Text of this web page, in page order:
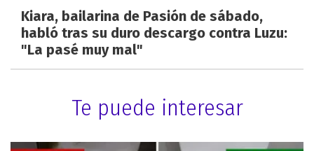
Kiara, bailarina de Pasión de sábado,
habló tras su duro descargo contra Luzu:
"La pasé muy mal"
Te puede interesar